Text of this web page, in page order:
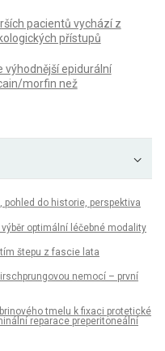
pacientů vychází z
přístupů
výhodnější epidurální
morfin než
do historie, perspektiva
optimální léčebné modality
štepu z fascie lata
nemocí – první
tmelu k fixaci protetické
reparace preperitoneální